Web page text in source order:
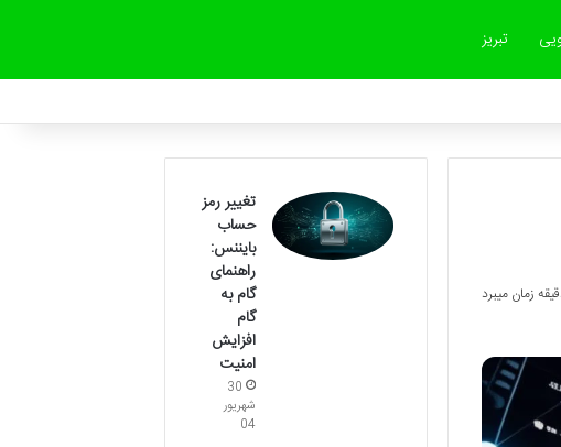
تبریز
تغییر رمز
حساب
بایننس:
راهنمای
گام به
گام
افزایش
امنیت
30
شهریور
04